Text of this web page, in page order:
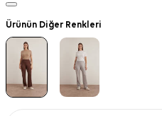
Ürünün Diğer Renkleri